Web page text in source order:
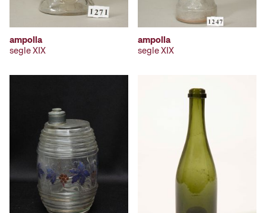
ampolla
segle XIX
ampolla
segle XIX